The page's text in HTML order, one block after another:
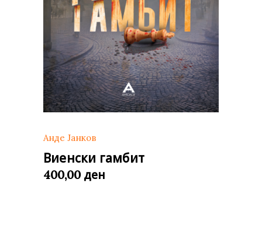
Анде Јанков
Виенски гамбит
400,00 ден